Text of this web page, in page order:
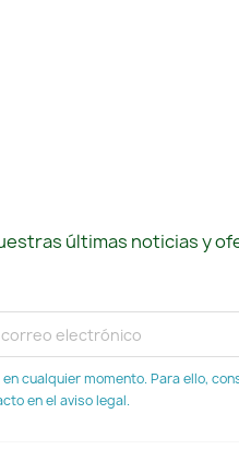
últimas noticias y
cualquier momento. Para ello,
en el aviso legal.